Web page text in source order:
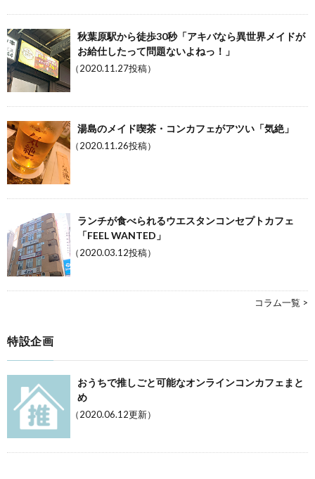
秋葉原駅から徒歩30秒「アキバなら異世界メイドが
お給仕したって問題ないよねっ！」
（2020.11.27投稿）
湯島のメイド喫茶・コンカフェがアツい「気絶」
（2020.11.26投稿）
ランチが食べられるウエスタンコンセプトカフェ
「FEEL WANTED」
（2020.03.12投稿）
コラム一覧 >
特設企画
おうちで推しごと可能なオンラインコンカフェまと
め
（2020.06.12更新）